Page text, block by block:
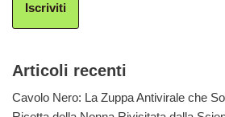
Iscriviti
Articoli recenti
Cavolo Nero: La Zuppa Antivirale che